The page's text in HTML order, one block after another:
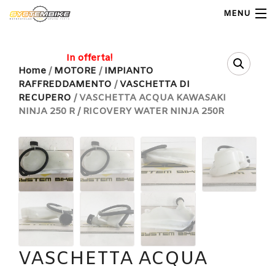
MENU
Home
Shop Moto
Shop Ricambi
Note Generali
Contatti
Home / MOTORE / IMPIANTO
RAFFREDDAMENTO /VASCHETTA DI
RECUPERO / VASCHETTA ACQUA KAWASAKI
NINJA 250 R / RICOVERY WATER NINJA 250R
In offerta!
VASCHETTA ACQUA